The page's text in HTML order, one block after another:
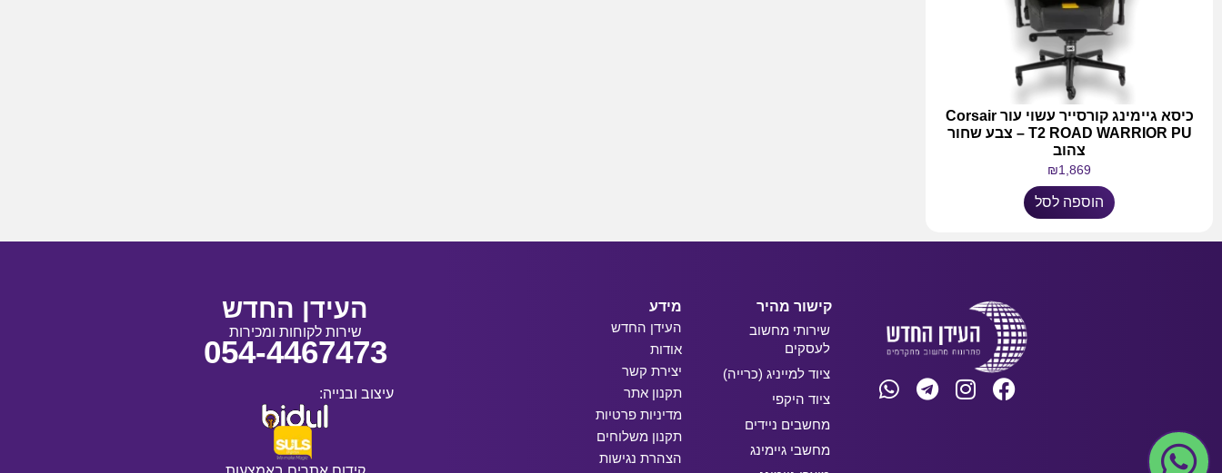
כיסא גיימינג קורסייר עשוי עור Corsair
T2 ROAD WARRIOR PU – צבע שחור
צהוב
₪1,869
הוספה לסל
קישור מהיר
שירותי מחשוב
לעסקים
ציוד למייניג (כרייה)
ציוד היקפי
מחשבים ניידים
מחשבי גיימינג
מידע
העידן החדש
אודות
יצירת קשר
תקנון אתר
מדיניות פרטיות
תקנון משלוחים
הצהרת נגישות
העידן החדש
שירות לקוחות ומכירות
054-4467473
עיצוב ובנייה: